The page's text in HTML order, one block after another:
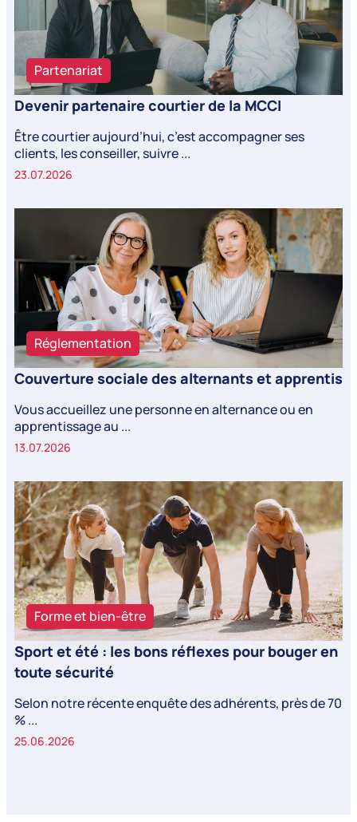
Partenariat
Devenir partenaire courtier de la MCCI
Être courtier aujourd’hui, c’est accompagner ses
clients, les conseiller, suivre ...
23.07.2026
Réglementation
Couverture sociale des alternants et apprentis
Vous accueillez une personne en alternance ou en
apprentissage au ...
13.07.2026
Forme et bien-être
Sport et été : les bons réflexes pour bouger en
toute sécurité
Selon notre récente enquête des adhérents, près de 70
% ...
25.06.2026